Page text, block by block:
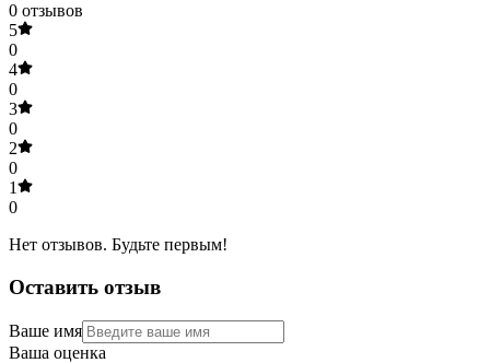
0 отзывов
5
0
4
0
3
0
2
0
1
0
Нет отзывов. Будьте первым!
Оставить отзыв
Ваше имя
Ваша оценка